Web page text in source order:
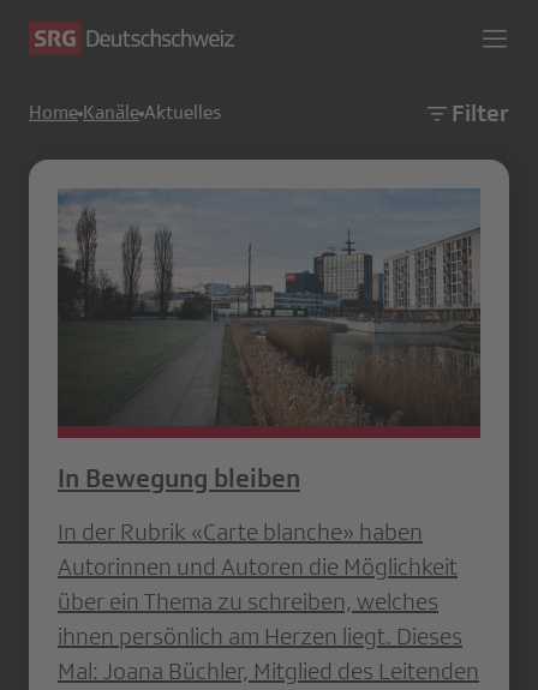
Home Kanäle Aktuelles Filter
In Bewegung bleiben
In der Rubrik «Carte blanche» haben
Autorinnen und Autoren die Möglichkeit
über ein Thema zu schreiben, welches
ihnen persönlich am Herzen liegt. Dieses
Mal: Joana Büchler, Mitglied des Leitenden